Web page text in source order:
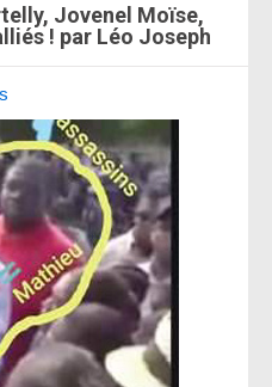
Jovenel Moïse,
! par Léo Joseph